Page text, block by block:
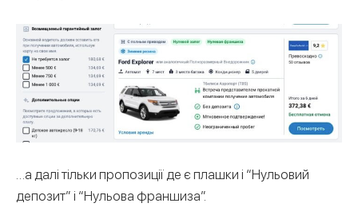
…а далі тільки пропозиції де є плашки і “Нульовий
депозит” і “Нульова франшиза”.